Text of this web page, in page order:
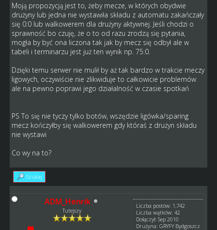
Moją propozycją jest to, żeby mecze, w których obydwie
drużyny lub jedna nie wystawiła składu z automatu zakańczały
się 0:0 lub walkowerem dla drużyny aktywnej. Jeśli chodzi o
sprawność bo czuję, że o to od razu zrodzą się pytania,
mogła by być ona liczona tak jak by mecz się odbył ale w
tabeli i terminarzu jest już ten wynik np. 75:0.
Dzięki temu serwer nie mulił by aż tak bardzo w trakcie meczy
ligowych, oczywiście nie zlikwiduje to całkowicie problemów
ale na pewno poprawi jego działalność w czasie spotkań
PS To się nie tyczy tylko botów, wszędzie ligówka/sparing
mecz kończyłby się walkowerem gdy któraś z drużyn składu
nie wystawi
Co wy na to?
Szukaj
ADM_Henrik
Tutejszy
Liczba postów: 1,742
Liczba wątków: 42
Dołączył: Sep 2010
Drużyna: GRYFY Bydgoszcz